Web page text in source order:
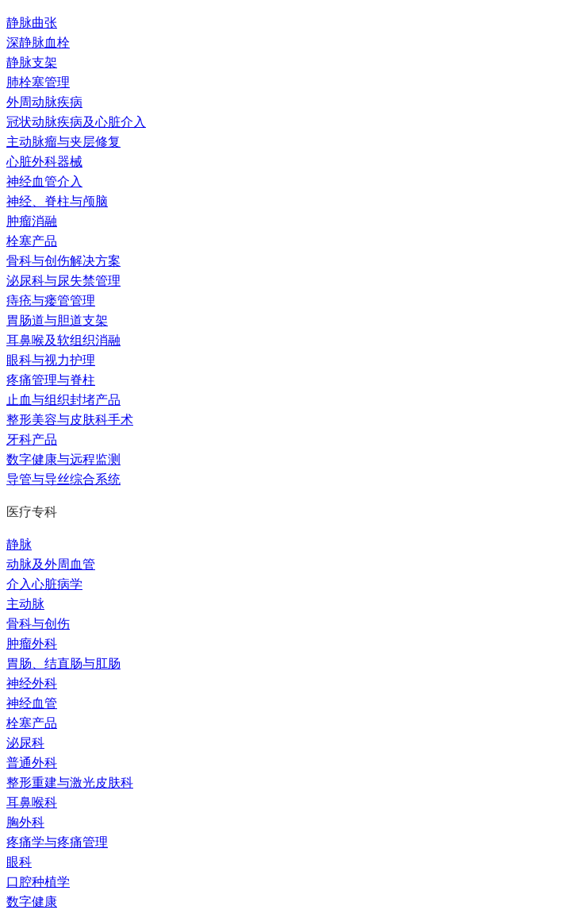
静脉曲张
深静脉血栓
静脉支架
肺栓塞管理
外周动脉疾病
冠状动脉疾病及心脏介入
主动脉瘤与夹层修复
心脏外科器械
神经血管介入
神经、脊柱与颅脑
肿瘤消融
栓塞产品
骨科与创伤解决方案
泌尿科与尿失禁管理
痔疮与瘘管管理
胃肠道与胆道支架
耳鼻喉及软组织消融
眼科与视力护理
疼痛管理与脊柱
止血与组织封堵产品
整形美容与皮肤科手术
牙科产品
数字健康与远程监测
导管与导丝综合系统
医疗专科
静脉
动脉及外周血管
介入心脏病学
主动脉
骨科与创伤
肿瘤外科
胃肠、结直肠与肛肠
神经外科
神经血管
栓塞产品
泌尿科
普通外科
整形重建与激光皮肤科
耳鼻喉科
胸外科
疼痛学与疼痛管理
眼科
口腔种植学
数字健康